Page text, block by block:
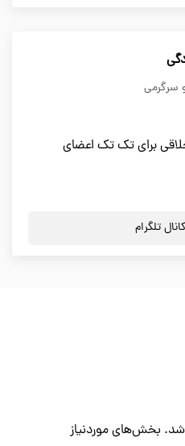
و سرگرمی
برای تک تک اعضای
تلگرام
شد. بخش‌های موردنیاز